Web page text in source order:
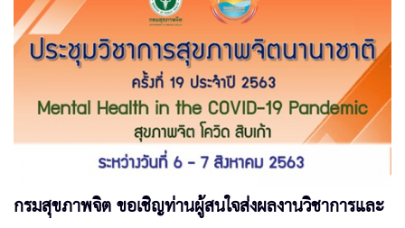
กรมสุขภาพจิต ขอเชิญท่านผู้สนใจส่งผลงานวิชาการและ